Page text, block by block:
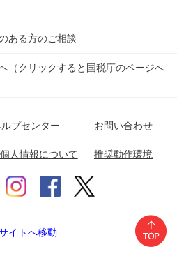
輪場 大垣競輪場 豊橋競輪場
場 四日市競輪場
場 向日町競輪場
ある方のご相談
（クリックすると国税庁のページへ
プセンター お問い合わせ
個人情報について 推奨動作環境
イトへ移動